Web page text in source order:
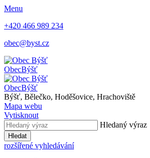
Menu
+420 466 989 234
obec@byst.cz
ObecBýšť
ObecBýšť
Býšť, Bělečko, Hoděšovice, Hrachoviště
Mapa webu
Vytisknout
Hledaný výraz
Hledat
rozšířené vyhledávání